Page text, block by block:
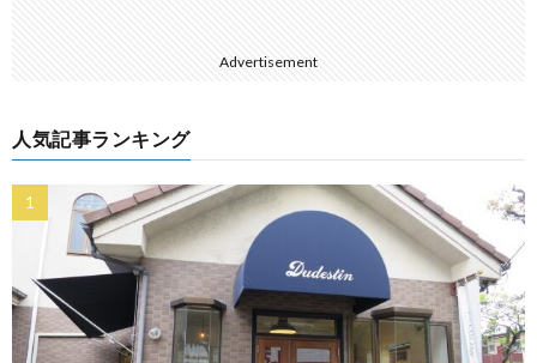
Advertisement
人気記事ランキング